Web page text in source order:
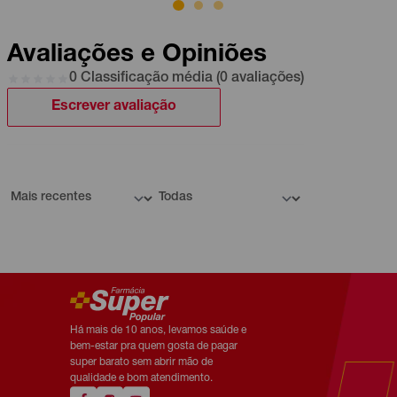
Avaliações e Opiniões
0 Classificação média (0 avaliações)
Escrever avaliação
Há mais de 10 anos, levamos saúde e
bem-estar pra quem gosta de pagar
super barato sem abrir mão de
qualidade e bom atendimento.